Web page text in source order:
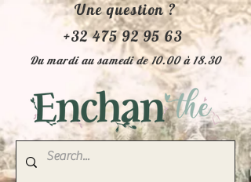
Une question ?
+32 475 92 95 63
Du mardi au samedi de 10.00 à 18.30